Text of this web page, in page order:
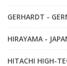
GERHARDT -
HIRAYAMA -
HITACHI HIGH-